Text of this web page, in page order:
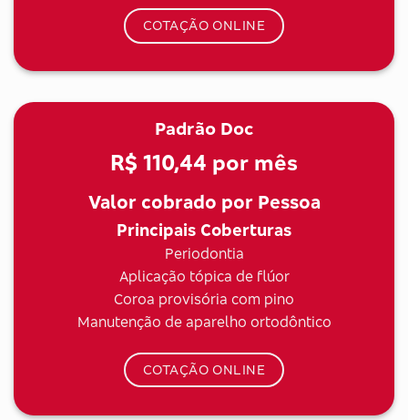
COTAÇÃO ONLINE
Padrão Doc
R$ 110,44 por mês
Valor cobrado por Pessoa
Principais Coberturas
Periodontia
Aplicação tópica de flúor
Coroa provisória com pino
Manutenção de aparelho ortodôntico
COTAÇÃO ONLINE